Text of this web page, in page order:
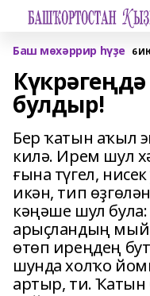
Баш мөхәррир һүҙе 6
булдыр!
Бер ҡатын аҡыл
килә. Ирем шул
ғына түгел,
икән, тип
кәңәше шул
арыҫландың
өтөп иреңдең
шунда холҡо
артыр, ти. Ҡатын